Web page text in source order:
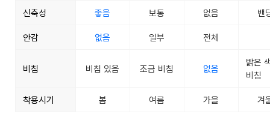
신축성 좋음 보통 없음 밴
안감 없음 일부 전체
비침 비침 있음 조금 비침 없음
밝은
비침
착용시기 봄 여름 가을 겨